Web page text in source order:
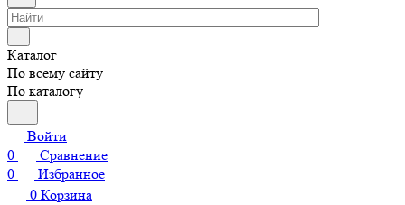
Каталог
По всему сайту
По каталогу
Войти
0
Сравнение
0
Избранное
0 Корзина